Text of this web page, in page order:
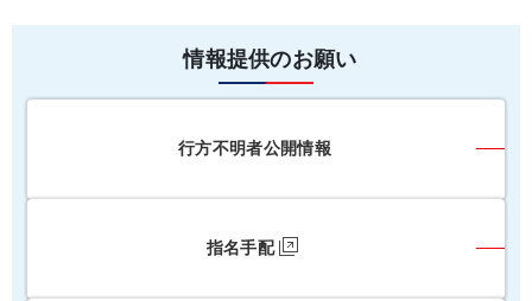
情報提供のお願い
行方不明者公開情報
指名手配